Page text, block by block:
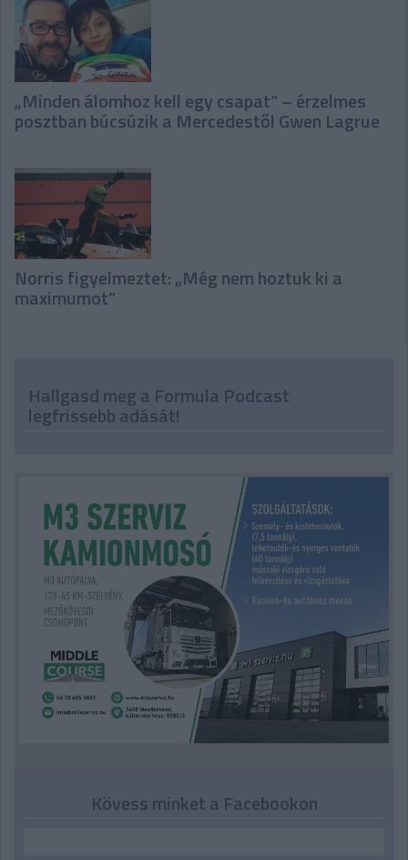
„Minden álomhoz kell egy csapat” – érzelmes
posztban búcsúzik a Mercedestől Gwen Lagrue
Norris figyelmeztet: „Még nem hoztuk ki a
maximumot”
Hallgasd meg a Formula Podcast
legfrissebb adását!
Kövess minket a Facebookon